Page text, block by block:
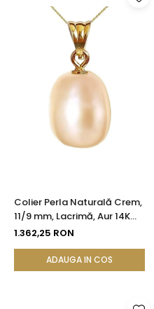
Colier Perla Naturală Crem,
11/9 mm, Lacrimă, Aur 14K
(aur 585) | KASKADDA®
1.362,25 RON
ADAUGA IN COS